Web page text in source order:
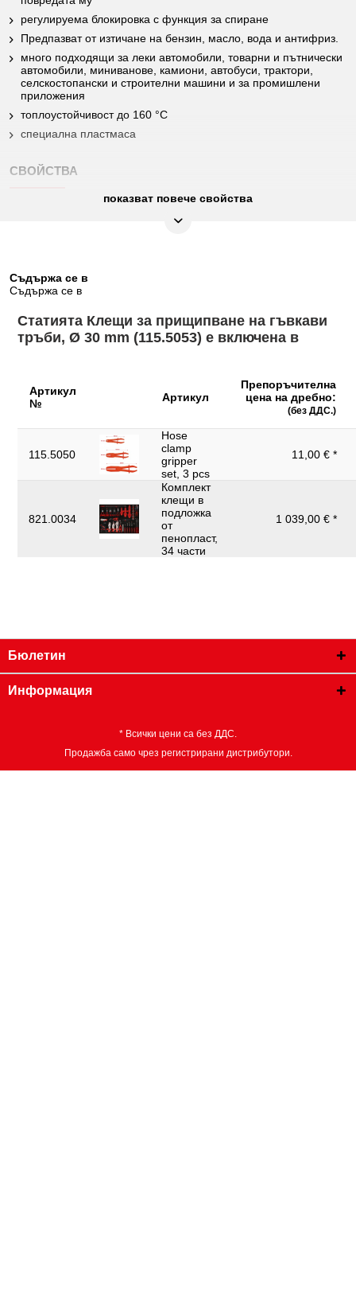
регулируема блокировка с функция за спиране
Предпазват от изтичане на бензин, масло, вода и антифриз.
много подходящи за леки автомобили, товарни и пътнически
автомобили, миниванове, камиони, автобуси, трактори,
селскостопански и строителни машини и за промишлени
приложения
топлоустойчивост до 160 °C
специална пластмаса
СВОЙСТВА
Дължина на опаковката mm:
Обща дължина L в mm:
130
Функции – атрибут 1: блокиращ се
Широчина на опаковката mm:
показват повече свойства
Съдържа се в
Съдържа се в
Статията Клещи за прищипване на гъвкави
тръби, Ø 30 mm (115.5053) е включена в
Артикул
№
Артикул
Препоръчителна
цена на дребно:
(без ДДС.)
115.5050
Hose
clamp
gripper
set, 3 pcs
11,00 € *
821.0034
Комплект
клещи в
подложка
от
пенопласт,
34 части
1 039,00 € *
Бюлетин
Информация
* Всички цени са без ДДС.
Продажба само чрез регистрирани дистрибутори.